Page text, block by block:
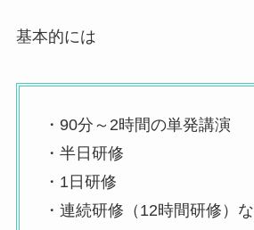
基本的には
・90分～2時間の単発講演
・半日研修
・1日研修
・連続研修（12時間研修）